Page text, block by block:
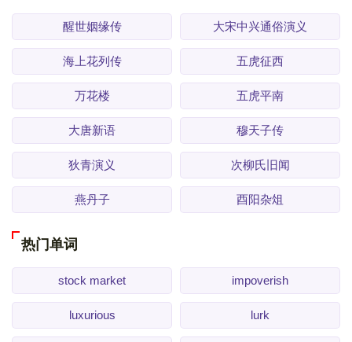
醒世姻缘传 大宋中兴通俗演义
海上花列传 五虎征西
万花楼 五虎平南
大唐新语 穆天子传
狄青演义 次柳氏旧闻
燕丹子 酉阳杂俎
热门单词
stock market impoverish
luxurious lurk